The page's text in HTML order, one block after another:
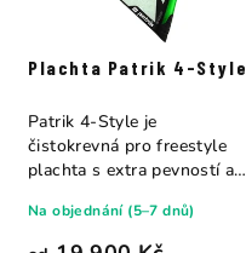
Plachta Patrik 4-Style
Na objednání (5–7 dnů)
Patrik 4-Style je
čistokrevná pro freestyle
plachta s extra pevností a